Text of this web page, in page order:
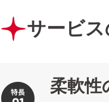
サービ
柔軟性